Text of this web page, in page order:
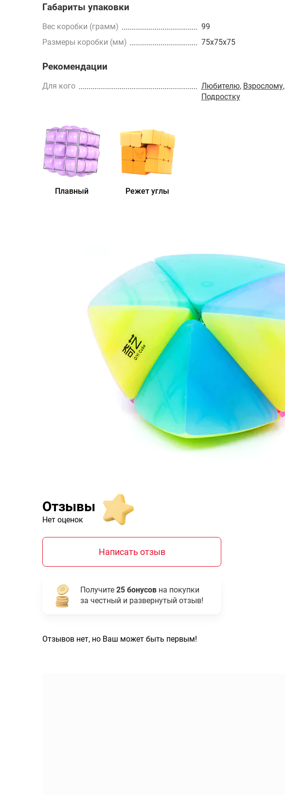
Габариты упаковки
Вес коробки (грамм)
99
Размеры коробки (мм)
75x75x75
Рекомендации
Для кого Любителю, Взрослому,
Подростку
Плавный Режет углы
Отзывы
Нет оценок
Написать отзыв
Получите 25 бонусов на покупки
за честный и развернутый отзыв!
Отзывов нет, но Ваш может быть первым!